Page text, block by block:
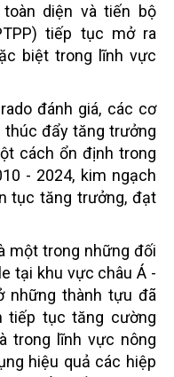
diện và tiến bộ
tiếp tục mở ra
biệt trong lĩnh vực
đánh giá, các cơ
thúc đẩy tăng trưởng
cách ổn định trong
- 2024, kim ngạch
tục tăng trưởng, đạt
một trong những đối
tại khu vực châu Á -
những thành tựu đã
tiếp tục tăng cường
trong lĩnh vực nông
hiệu quả các hiệp